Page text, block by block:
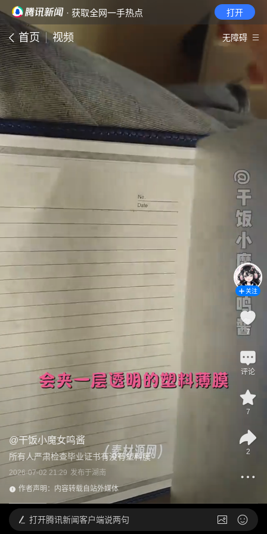
· 获取全网一手热点 打开
首页 视频 无障碍
@干饭小魔女鸣酱
所有人严肃检查毕业证书有没有塑料膜
2026-07-02 21:29 发布于湖南
作者声明：内容转载自站外媒体
关注
7
评论
7
2
打开腾讯新闻客户端说两句